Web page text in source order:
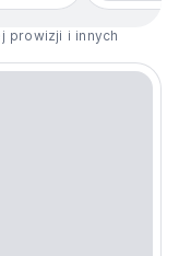
prowizji i innych